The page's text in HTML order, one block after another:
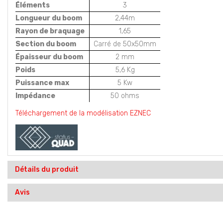
Éléments
3
Longueur du boom
2,44m
Rayon de braquage
1,65
Section du boom
Carré de 50x50mm
Épaisseur du boom
2 mm
Poids
5,6 Kg
Puissance max
5 Kw
Impédance
50 ohms
Téléchargement de la modélisation EZNEC
Détails du produit
Avis